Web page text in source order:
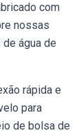
com
nossas
água de
rápida e
para
de bolsa de